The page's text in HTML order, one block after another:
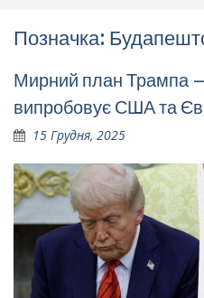
Позначка:
Мирний план Трампа
випробовує США та
15 Грудня, 2025